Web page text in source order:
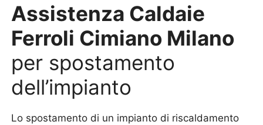
Assistenza Caldaie
Ferroli Cimiano Milano
per spostamento
dell’impianto
Lo spostamento di un impianto di riscaldamento